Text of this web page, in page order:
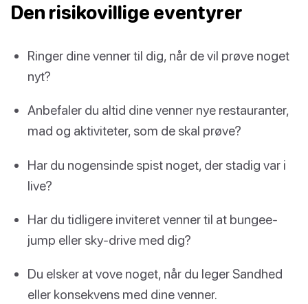
Den risikovillige eventyrer
Ringer dine venner til dig, når de vil prøve noget
nyt?
Anbefaler du altid dine venner nye restauranter,
mad og aktiviteter, som de skal prøve?
Har du nogensinde spist noget, der stadig var i
live?
Har du tidligere inviteret venner til at bungee-
jump eller sky-drive med dig?
Du elsker at vove noget, når du leger Sandhed
eller konsekvens med dine venner.